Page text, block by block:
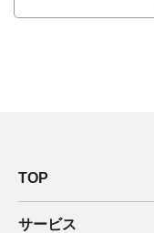
TOP
サービス